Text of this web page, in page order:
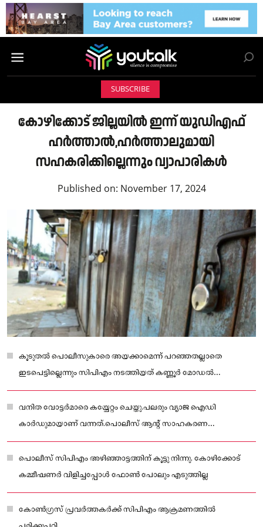
SUBSCRIBE
കോഴിക്കോട് ജില്ലയില്‍ ഇന്ന് യുഡിഎഫ്
ഹര്‍ത്താല്‍,ഹര്‍ത്താലുമായി
സഹകരിക്കില്ലെന്നും വ്യാപാരികൾ
Published on: November 17, 2024
കൂടുതല്‍ പൊലീസുകാരെ അയക്കാമെന്ന് പറഞ്ഞതല്ലാതെ
ഇടപെട്ടില്ലെന്നും സിപിഎം നടത്തിയത് കണ്ണൂര്‍ മോഡല്‍
ആക്രമണമാണെന്നും നേതാക്കള്‍ പറഞ്ഞു
വനിത വോട്ടര്‍മാരെ കയ്യേറ്റം ചെയ്തു.പലരും വ്യാജ ഐഡി
കാര്‍ഡുമായാണ് വന്നത്.പൊലീസ് ആന്റ് സാഹകരണ
വകുപ്പിനെതിരെ കോടതിയെ സമീപിക്കുമെന്നും തെരഞ്ഞെടുപ്പ്
റദ്ദാക്കണമെന്നും കോണ്‍ഗ്രസ് നേതാക്കള്‍ ആവശ്യപ്പെട്ടു
പൊലീസ് സിപിഎം അഴിഞ്ഞാട്ടത്തിന് കൂട്ടു നിന്നു. കോഴിക്കോട്
കമ്മീഷണര്‍ വിളിച്ചപ്പോള്‍ ഫോണ്‍ പോലും എടുത്തില്ല
കോണ്‍ഗ്രസ് പ്രവര്‍ത്തകര്‍ക്ക് സിപിഎം ആക്രമണത്തില്‍